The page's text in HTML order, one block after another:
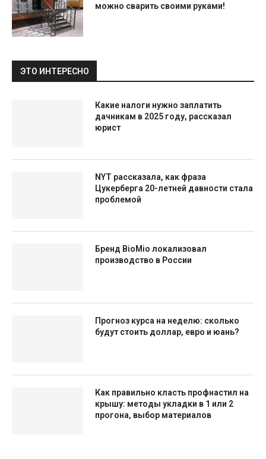
можно сварить своими руками!
ЭТО ИНТЕРЕСНО
Какие налоги нужно заплатить
дачникам в 2025 году, рассказал
юрист
NYT рассказала, как фраза
Цукерберга 20-летней давности стала
проблемой
Бренд BioMio локализовал
производство в России
Прогноз курса на неделю: сколько
будут стоить доллар, евро и юань?
Как правильно класть профнастил на
крышу: методы укладки в 1 или 2
прогона, выбор материалов